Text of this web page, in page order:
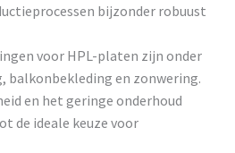
bijzonder robuust
voor HPL-platen zijn onder
balkonbekleding en zonwering.
en het geringe onderhoud
de ideale keuze voor